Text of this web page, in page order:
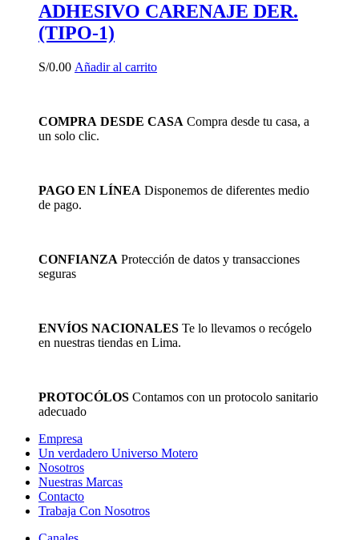
ADHESIVO CARENAJE DER.
(TIPO-1)
S/0.00 Añadir al carrito
COMPRA DESDE CASA Compra desde tu casa, a
un solo clic.
PAGO EN LÍNEA Disponemos de diferentes medio
de pago.
CONFIANZA Protección de datos y transacciones
seguras
ENVÍOS NACIONALES Te lo llevamos o recógelo
en nuestras tiendas en Lima.
PROTOCÓLOS Contamos con un protocolo sanitario
adecuado
Empresa
Un verdadero Universo Motero
Nosotros
Nuestras Marcas
Contacto
Trabaja Con Nosotros